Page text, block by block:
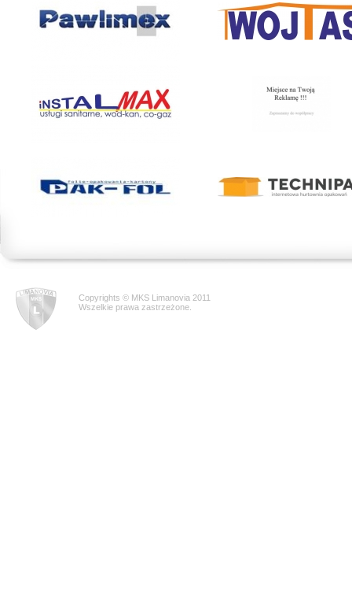
Copyrights © MKS Limanovia 2011
Wszelkie prawa zastrzeżone.